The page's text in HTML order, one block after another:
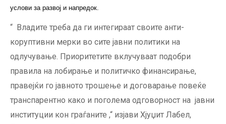
услови за развој и напредок.
“ Владите треба да ги интегираат своите анти-
коруптивни мерки во сите јавни политики на
одлучување. Приоритетите вклучуваат подобри
правила на лобирање и политичко финансирање,
правејќи го јавното трошење и договарање повеќе
транспарентно како и поголема одговорност на јавни
институции кон граѓаните ,“ изјави Хјуџит Лабел,